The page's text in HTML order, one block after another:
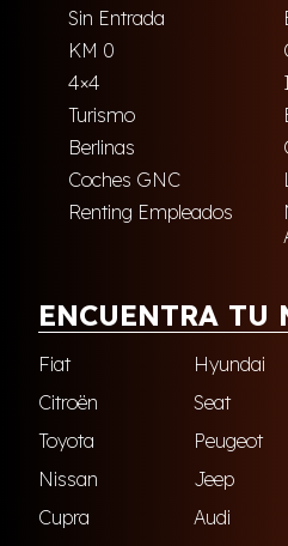
Sin Entrada
KM 0
4×4
Turismo
Berlinas
Coches GNC
Renting Empleados
ENCUENTRA TU
Fiat Hyundai
Citroën
Seat
Toyota
Peugeot
Nissan
Jeep
Cupra
Audi